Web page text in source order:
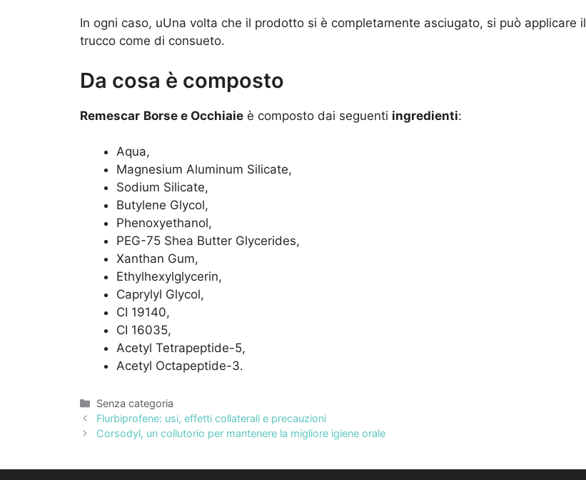
In ogni caso, uUna volta che il prodotto si è completamente asciugato, si può applicare il
trucco come di consueto.
Da cosa è composto
Remescar Borse e Occhiaie è composto dai seguenti ingredienti:
Aqua,
Magnesium Aluminum Silicate,
Sodium Silicate,
Butylene Glycol,
Phenoxyethanol,
PEG-75 Shea Butter Glycerides,
Xanthan Gum,
Ethylhexylglycerin,
Caprylyl Glycol,
CI 19140,
CI 16035,
Acetyl Tetrapeptide-5,
Acetyl Octapeptide-3.
Categorie
Senza categoria
Flurbiprofene: usi, effetti collaterali e precauzioni
Corsodyl, un collutorio per mantenere la migliore igiene orale